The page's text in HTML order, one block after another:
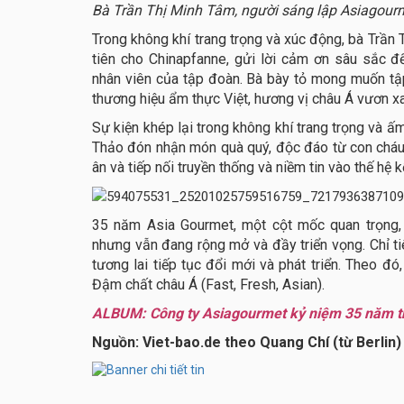
Bà Trần Thị Minh Tâm, người sáng lập
Trong không khí trang trọng và xúc động, bà
tiên cho Chinapfanne, gửi lời cảm ơn sâu sắc
nhân viên của tập đoàn. Bà bày tỏ mong muốn
thương hiệu ẩm thực Việt, hương vị châu Á vươn
Sự kiện khép lại trong không khí trang trọng và
Thảo đón nhận món quà quý, độc đáo từ con
ân và tiếp nối truyền thống và niềm tin vào thế hệ
35 năm Asia Gourmet, một cột mốc quan
nhưng vẫn đang rộng mở và đầy triển vọng. Chỉ
tương lai tiếp tục đổi mới và phát triển. Theo
Đậm chất châu Á (Fast, Fresh, Asian).
ALBUM: Công ty Asiagourmet kỷ niệm 35 năm
Nguồn: Viet-bao.de theo Quang Chí (từ Berlin)